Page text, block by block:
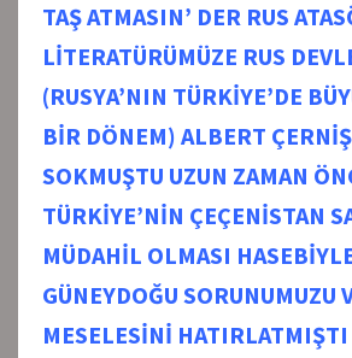
TAŞ ATMASIN’ DER RUS
LİTERATÜRÜMÜZE RUS
(RUSYA’NIN TÜRKİYE’DE
BİR DÖNEM) ALBERT
SOKMUŞTU UZUN ZAMAN
TÜRKİYE’NİN ÇEÇENİSTAN
MÜDAHİL OLMASI
GÜNEYDOĞU SORUNUMUZU
MESELESİNİ HATIRLATMIŞTI